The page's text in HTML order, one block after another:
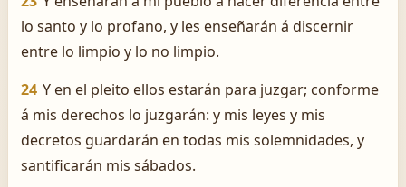
lo santo y lo profano, y les enseñarán á discernir
entre lo limpio y lo no limpio.
24 Y en el pleito ellos estarán para juzgar; conforme
á mis derechos lo juzgarán: y mis leyes y mis
decretos guardarán en todas mis solemnidades, y
santificarán mis sábados.